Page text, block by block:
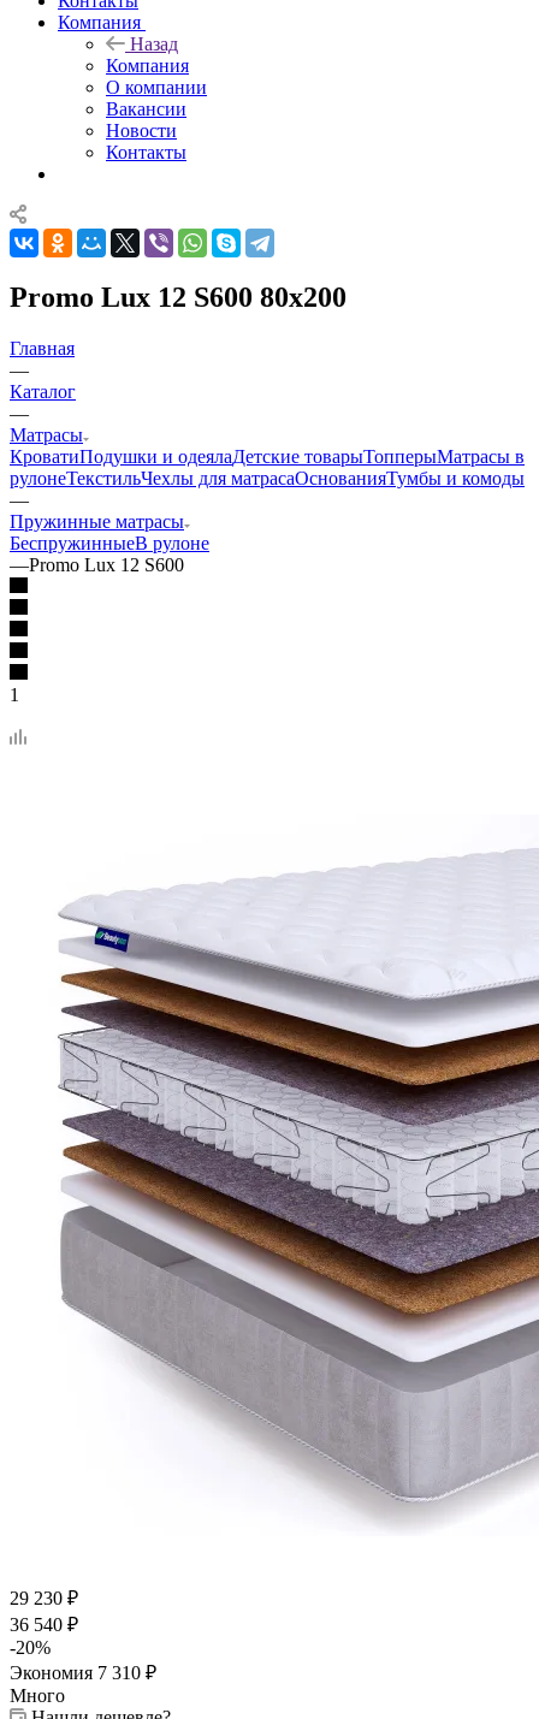
Компания
Назад
Компания
О компании
Вакансии
Новости
Контакты
Promo Lux 12 S600 80x200
Главная
—
Каталог
—
Матрасы
КроватиПодушки и одеялаДетские товарыТопперыМатрасы в
рулонеТекстильЧехлы для матрасаОснованияТумбы и комоды
—
Пружинные матрасы
БеспружинныеВ рулоне
—Promo Lux 12 S600
1
29 230 ₽
36 540 ₽
-20%
Экономия 7 310 ₽
Много